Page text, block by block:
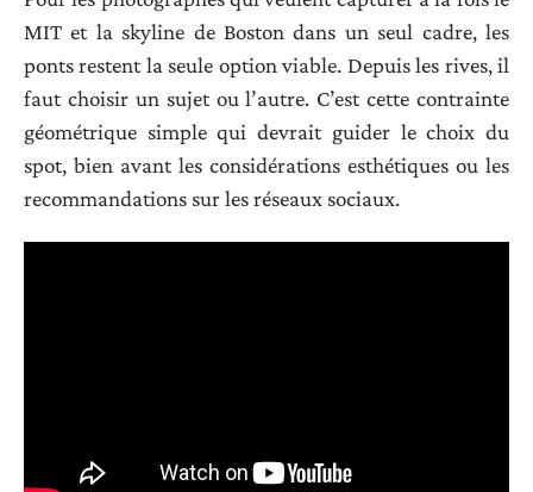
MIT et la skyline de Boston dans un seul cadre, les
ponts restent la seule option viable. Depuis les rives, il
faut choisir un sujet ou l’autre. C’est cette contrainte
géométrique simple qui devrait guider le choix du
spot, bien avant les considérations esthétiques ou les
recommandations sur les réseaux sociaux.